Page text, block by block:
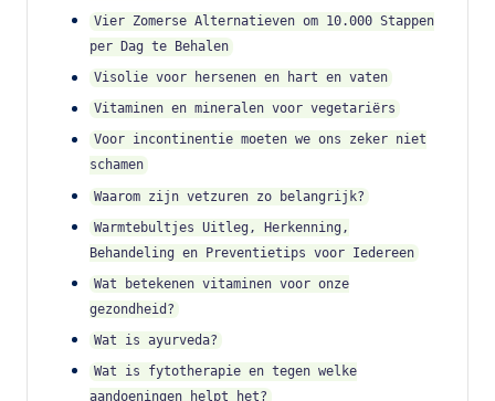
Vier Zomerse Alternatieven om 10.000 Stappen
per Dag te Behalen
Visolie voor hersenen en hart en vaten
Vitaminen en mineralen voor vegetariërs
Voor incontinentie moeten we ons zeker niet
schamen
Waarom zijn vetzuren zo belangrijk?
Warmtebultjes Uitleg, Herkenning,
Behandeling en Preventietips voor Iedereen
Wat betekenen vitaminen voor onze
gezondheid?
Wat is ayurveda?
Wat is fytotherapie en tegen welke
aandoeningen helpt het?